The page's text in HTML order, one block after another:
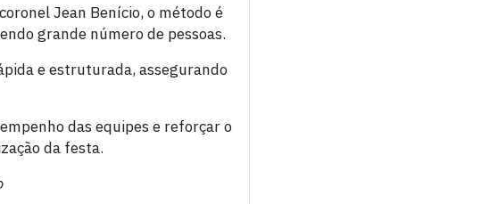
Jean Benício, o método é
grande número de pessoas.
e estruturada, assegurando
das equipes e reforçar o
da festa.